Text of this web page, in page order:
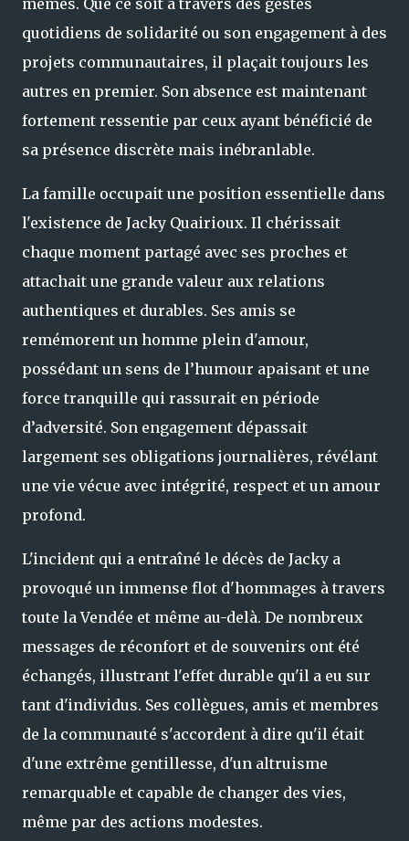
mêmes. Que ce soit à travers des gestes
quotidiens de solidarité ou son engagement à des
projets communautaires, il plaçait toujours les
autres en premier. Son absence est maintenant
fortement ressentie par ceux ayant bénéficié de
sa présence discrète mais inébranlable.
La famille occupait une position essentielle dans
l'existence de Jacky Quairioux. Il chérissait
chaque moment partagé avec ses proches et
attachait une grande valeur aux relations
authentiques et durables. Ses amis se
remémorent un homme plein d'amour,
possédant un sens de l’humour apaisant et une
force tranquille qui rassurait en période
d’adversité. Son engagement dépassait
largement ses obligations journalières, révélant
une vie vécue avec intégrité, respect et un amour
profond.
L'incident qui a entraîné le décès de Jacky a
provoqué un immense flot d'hommages à travers
toute la Vendée et même au-delà. De nombreux
messages de réconfort et de souvenirs ont été
échangés, illustrant l'effet durable qu'il a eu sur
tant d'individus. Ses collègues, amis et membres
de la communauté s'accordent à dire qu'il était
d'une extrême gentillesse, d'un altruisme
remarquable et capable de changer des vies,
même par des actions modestes.